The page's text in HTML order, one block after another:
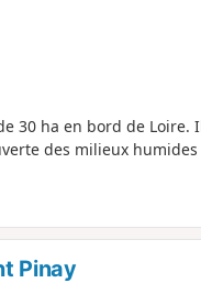
30 ha en bord de
des milieux
Pinay